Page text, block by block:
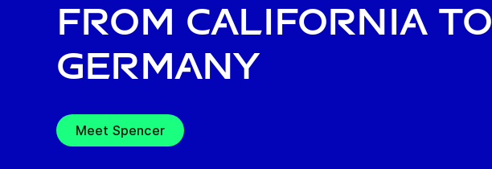
From California to
Germany
Meet Spencer